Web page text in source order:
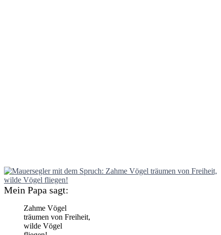
Mein Papa sagt:
Zahme Vögel
träumen von Freiheit,
wilde Vögel